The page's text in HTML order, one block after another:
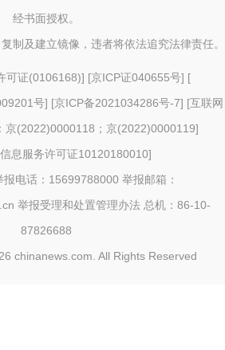
经书面授权。
制及建立镜像，违者将依法追究法律责任。
可证(0106168)] [京ICP证040655号] [
号] [京ICP备2021034286号-7] [互联网
京(2022)0000118；京(2022)0000119]
息服务许可证10120180010]
电话：15699788000 举报邮箱：
举报受理和处置管理办法 总机：86-10-
87826688
chinanews.com. All Rights Reserved